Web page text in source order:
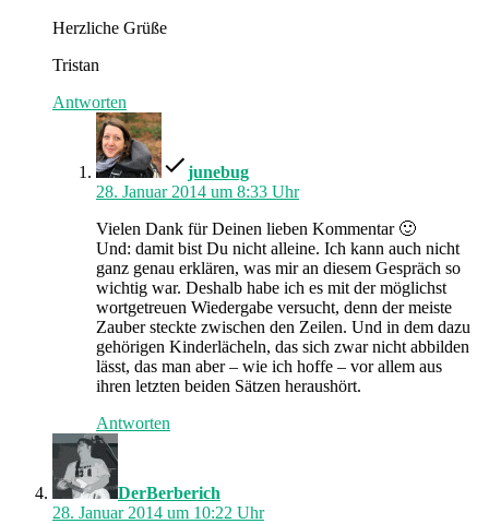
Herzliche Grüße
Tristan
Antworten
junebug
28. Januar 2014 um 8:33 Uhr
Vielen Dank für Deinen lieben Kommentar 🙂
Und: damit bist Du nicht alleine. Ich kann auch nicht
ganz genau erklären, was mir an diesem Gespräch so
wichtig war. Deshalb habe ich es mit der möglichst
wortgetreuen Wiedergabe versucht, denn der meiste
Zauber steckte zwischen den Zeilen. Und in dem dazu
gehörigen Kinderlächeln, das sich zwar nicht abbilden
lässt, das man aber – wie ich hoffe – vor allem aus
ihren letzten beiden Sätzen heraushört.
Antworten
DerBerberich
28. Januar 2014 um 10:22 Uhr